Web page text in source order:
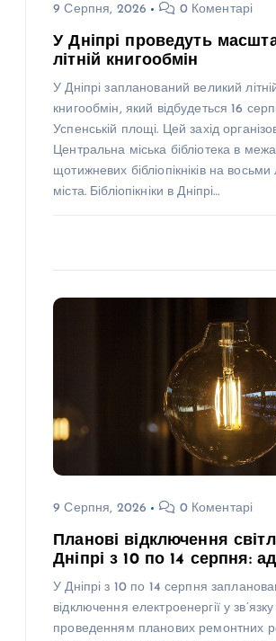
9 Серпня, 2026 0 Коментарі
У Дніпрі проведуть
літній книгообмін
У Дніпрі запланований великий
книгообмін, який відбудеться 16
Успенській площі. Цей захід
Центральна міська бібліотека в
щотижневих бібліопікніків на восьми
міста. Бібліопікніки в Дніпрі…
9 Серпня, 2026 0 Коментарі
Планові відключення
Дніпрі з 10 по 14 серпня:
У Дніпрі з 10 по 14 серпня
відключення електроенергії у зв’язку
проведенням планових ремонтних